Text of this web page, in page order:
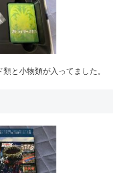
と小物類が入ってました。